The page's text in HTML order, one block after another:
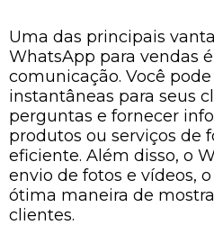
Uma das principais
WhatsApp para vendas
comunicação. Você
instantâneas para seus
perguntas e fornecer
produtos ou serviços de
eficiente. Além disso, o
envio de fotos e vídeos,
ótima maneira de
clientes.